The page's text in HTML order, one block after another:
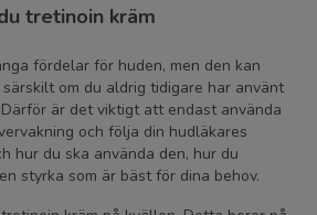
tretinoin kräm
fördelar för huden, men den kan
om du aldrig tidigare har använt
är det viktigt att endast använda
och följa din hudläkares
hur du ska använda den, hur du
styrka som är bäst för dina behov.